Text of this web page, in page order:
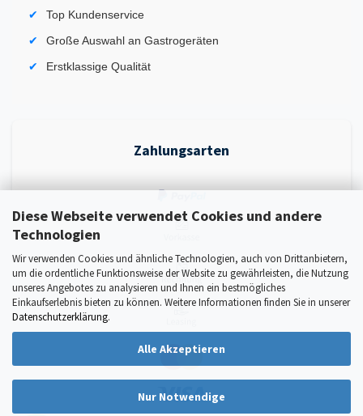
Diese Webseite verwendet Cookies und andere
Technologien
Wir verwenden Cookies und ähnliche Technologien, auch von Drittanbietern,
um die ordentliche Funktionsweise der Website zu gewährleisten, die Nutzung
unseres Angebotes zu analysieren und Ihnen ein bestmögliches
Einkaufserlebnis bieten zu können. Weitere Informationen finden Sie in unserer
Datenschutzerklärung.
Alle Akzeptieren
Nur Notwendige
Top Kundenservice
Große Auswahl an Gastrogeräten
Erstklassige Qualität
Zahlungsarten